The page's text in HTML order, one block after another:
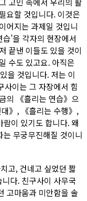
요할 것입니다. 이것은
어지는 과제일 것입니
’을 각자의 현장에서
끝낸 이들도 있을 것이
수도 있고요. 아직은
을 것입니다. 저는 이
사이는 그 자장에서 힘
의 《흘리는 연습》으
》, 《흘리는 수행》,
람이 있기도 합니다. 왜
무궁무진해질 것이니
고, 건네고 싶었던 짧
다. 친구사이 사무국
고마움과 미안함을 솔